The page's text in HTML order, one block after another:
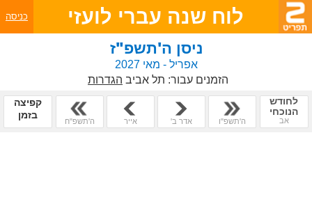
לוח שנה עברי לועזי כניסה
ניסן ה'תשפ"ז
אפריל - מאי 2027
הזמנים עבור: תל אביב הגדרות
לחודש
הנוכחי
אב ה'תשפ"ו אדר ב' אייר ה'תשפ"ח
קפיצה
בזמן